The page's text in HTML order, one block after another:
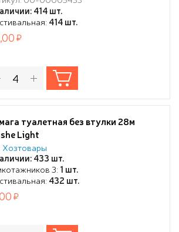
414 шт.
414 шт.
туалетная без втулки 28м
Light
Хозтовары
433 шт.
3: 1 шт.
432 шт.